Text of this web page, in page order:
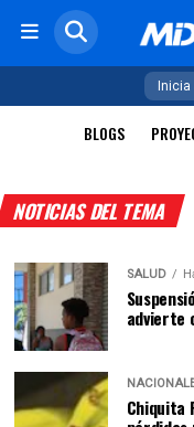
BLOGS
NOTICIAS DEL TEMA
SALUD
advierte
Chiquita